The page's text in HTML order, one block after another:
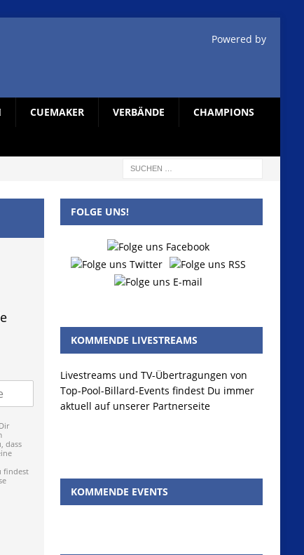
Powered by
CUEMAKER VERBÄNDE CHAMPIONS
dass
findest
FOLGE UNS!
KOMMENDE LIVESTREAMS
Livestreams und TV-Übertragungen von
Top-Pool-Billard-Events findest Du immer
aktuell auf unserer Partnerseite
KOMMENDE EVENTS